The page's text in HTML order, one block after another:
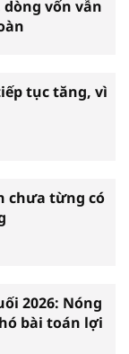
vốn vẫn
tục tăng, vì
chưa từng có
2026: Nóng
bài toán lợi